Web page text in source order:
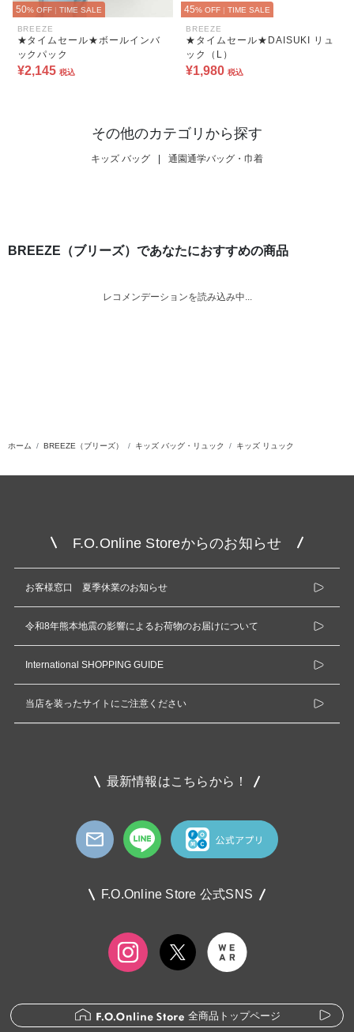
50% OFF | TIME SALE
BREEZE
★タイムセール★ボールインバ
ックパック
¥2,145 税込
45% OFF | TIME SALE
BREEZE
★タイムセール★DAISUKI リュ
ック（L）
¥1,980 税込
その他のカテゴリから探す
キッズ バッグ 通園通学バッグ・巾着
BREEZE（ブリーズ）であなたにおすすめの商品
レコメンデーションを読み込み中...
ホーム BREEZE（ブリーズ） キッズ バッグ・リュック キッズ リュック
F.O.Online Storeからのお知らせ
お客様窓口 夏季休業のお知らせ
令和8年熊本地震の影響によるお荷物のお届けについて
International SHOPPING GUIDE
当店を装ったサイトにご注意ください
最新情報はこちらから！
F.O.Online Store 公式SNS
全商品トップページ